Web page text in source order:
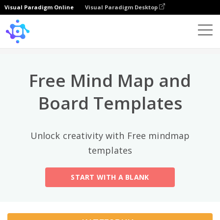
Visual Paradigm Online Visual Paradigm Desktop
Free Mind Map and
Board Templates
Unlock creativity with Free mindmap
templates
START WITH A BLANK
×
General
Mind Map
Organizational Chart (11)
Brace Map (11)